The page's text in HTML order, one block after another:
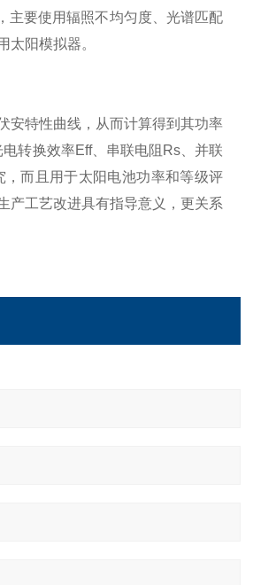
要使用辐照不均匀度、光谱匹配
阳模拟器。
安特性曲线，从而计算得到其功率
转换效率Eff、串联电阻Rs、并联
而且用于太阳电池功率和等级评
产工艺改进具有指导意义，更关系